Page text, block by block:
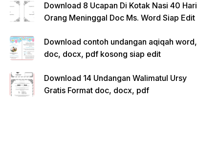
Download 8 Ucapan Di Kotak Nasi 40 Hari
Orang Meninggal Doc Ms. Word Siap Edit
Download contoh undangan aqiqah word,
doc, docx, pdf kosong siap edit
Download 14 Undangan Walimatul Ursy
Gratis Format doc, docx, pdf